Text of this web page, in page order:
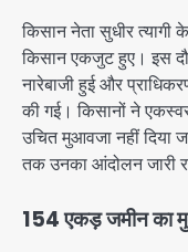
किसान नेता सुधीर
किसान एकजुट हुए। इस
नारेबाजी हुई और
की गई। किसानों ने
उचित मुआवजा नहीं दिया
तक उनका आंदोलन जारी
154 एकड़ जमीन का